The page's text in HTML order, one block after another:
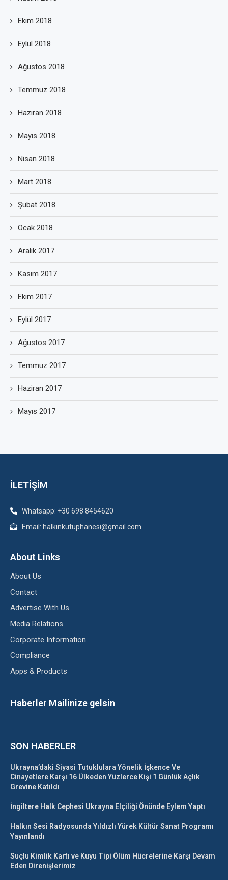
Ekim 2018
Eylül 2018
Ağustos 2018
Temmuz 2018
Haziran 2018
Mayıs 2018
Nisan 2018
Mart 2018
Şubat 2018
Ocak 2018
Aralık 2017
Kasım 2017
Ekim 2017
Eylül 2017
Ağustos 2017
Temmuz 2017
Haziran 2017
Mayıs 2017
İLETİŞİM
Whatsapp: +30 698 8454620
Email: halkinkutuphanesi@gmail.com
About Links
About Us
Contact
Advertise With Us
Media Relations
Corporate Information
Compliance
Apps & Products
Haberler Mailinize gelsin
SON HABERLER
Ukrayna’daki Siyasi Tutuklulara Yönelik İşkence Ve
Cinayetlere Karşı 16 Ülkeden Yüzlerce Kişi 1 Günlük Açlık
Grevine Katıldı
İngiltere Halk Cephesi Ukrayna Elçiliği Önünde Eylem Yaptı
Halkın Sesi Radyosunda Yıldızlı Yürek Kültür Sanat Programı
Yayınlandı
Suçlu Kimlik Kartı ve Kuyu Tipi Ölüm Hücrelerine Karşı Devam
Eden Direnişlerimiz